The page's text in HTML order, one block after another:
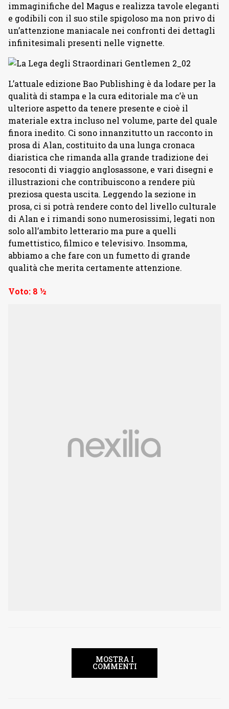
immaginifiche del Magus e realizza tavole eleganti
e godibili con il suo stile spigoloso ma non privo di
un’attenzione maniacale nei confronti dei dettagli
infinitesimali presenti nelle vignette.
L’attuale edizione Bao Publishing è da lodare per la
qualità di stampa e la cura editoriale ma c’è un
ulteriore aspetto da tenere presente e cioè il
materiale extra incluso nel volume, parte del quale
finora inedito. Ci sono innanzitutto un racconto in
prosa di Alan, costituito da una lunga cronaca
diaristica che rimanda alla grande tradizione dei
resoconti di viaggio anglosassone, e vari disegni e
illustrazioni che contribuiscono a rendere più
preziosa questa uscita. Leggendo la sezione in
prosa, ci si potrà rendere conto del livello culturale
di Alan e i rimandi sono numerosissimi, legati non
solo all’ambito letterario ma pure a quelli
fumettistico, filmico e televisivo. Insomma,
abbiamo a che fare con un fumetto di grande
qualità che merita certamente attenzione.
Voto: 8 ½
MOSTRA I
COMMENTI